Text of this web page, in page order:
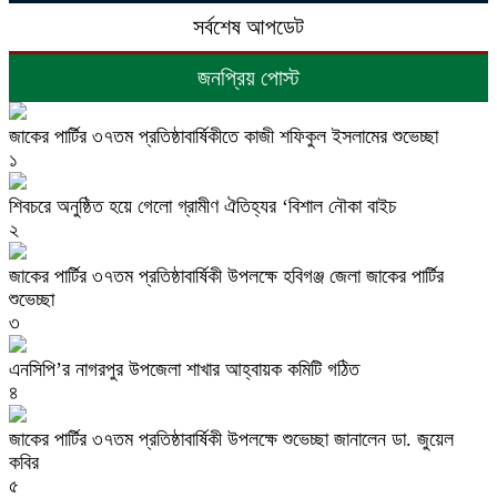
সর্বশেষ আপডেট
জনপ্রিয় পোস্ট
জাকের পার্টির ৩৭তম প্রতিষ্ঠাবার্ষিকীতে কাজী শফিকুল ইসলামের শুভেচ্ছা
১
শিবচরে অনুষ্ঠিত হয়ে গেলো গ্রামীণ ঐতিহ্যর ‘বিশাল নৌকা বাইচ
২
জাকের পার্টির ৩৭তম প্রতিষ্ঠাবার্ষিকী উপলক্ষে হবিগঞ্জ জেলা জাকের পার্টির
শুভেচ্ছা
৩
এনসিপি’র নাগরপুর উপজেলা শাখার আহ্বায়ক কমিটি গঠিত
৪
জাকের পার্টির ৩৭তম প্রতিষ্ঠাবার্ষিকী উপলক্ষে শুভেচ্ছা জানালেন ডা. জুয়েল
কবির
৫